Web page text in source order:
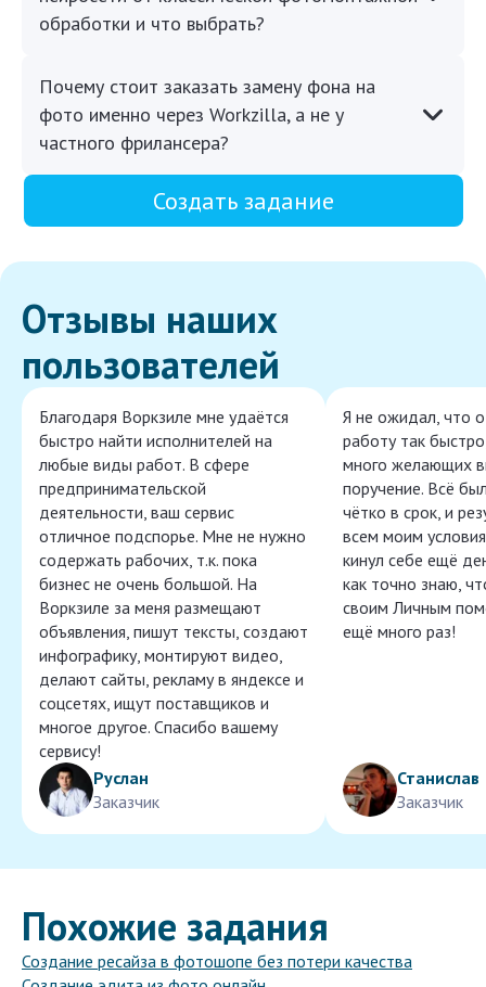
обработки и что выбрать?
Почему стоит заказать замену фона на
фото именно через Workzilla, а не у
частного фрилансера?
Создать задание
Отзывы наших
пользователей
Благодаря Воркзиле мне удаётся
быстро найти исполнителей на
любые виды работ. В сфере
предпринимательской
деятельности, ваш сервис
отличное подспорье. Мне не нужно
содержать рабочих, т.к. пока
бизнес не очень большой. На
Воркзиле за меня размещают
объявления, пишут тексты, создают
инфографику, монтируют видео,
делают сайты, рекламу в яндексе и
соцсетях, ищут поставщиков и
многое другое. Спасибо вашему
сервису!
Руслан
Заказчик
Я не ожидал, что
работу так
много желающих
поручение. Всё
чётко в срок, и
всем моим
кинул себе ещё
как точно знаю,
своим Личным
ещё много раз!
Станислав
Заказчик
Похожие задания
Создание ресайза в фотошопе без потери качества